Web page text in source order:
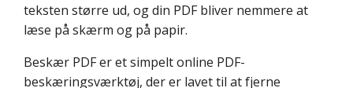
teksten større ud, og din PDF bliver nemmere at
læse på skærm og på papir.
Beskær PDF er et simpelt online PDF-
beskæringsværktøj, der er lavet til at fjerne